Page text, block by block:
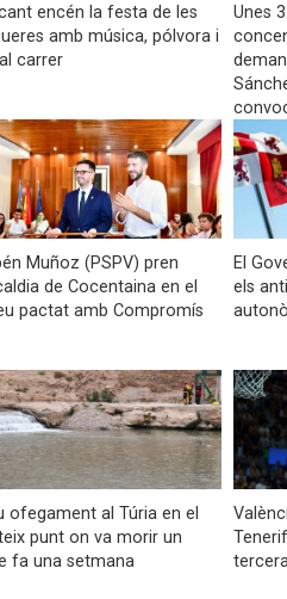
encén la festa de les
amb música, pólvora i
carrer
Unes
Muñoz (PSPV) pren
de Cocentaina en el
pactat amb Compromís
El
els
ofegament al Túria en el
punt on va morir un
fa una setmana